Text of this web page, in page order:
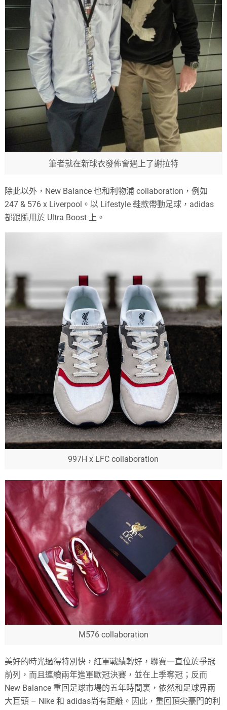
筆者就在新球衣發佈會遇上了謝拉特
除此以外，New Balance 也和利物浦 collaboration，例如
247 & 576 x Liverpool。以 Lifestyle 鞋款帶動足球，adidas
都跟隨用於 Ultra Boost 上。
997H x LFC collaboration
M576 collaboration
美好的時光過得特別快，紅軍戰績轉好，聯賽一直位於爭冠
前列，而且連續兩年進軍歐冠決賽，並在上季奪冠；反而
New Balance 重回足球市場的五年時間裏，依然和足球界兩
大巨頭 – Nike 和 adidas尚有距離。因此，重回頂尖豪門的利